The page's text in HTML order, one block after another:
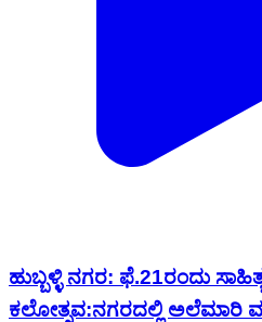
ಹುಬ್ಬಳ್ಳಿ ನಗರ: ಫೆ.21ರಂದು
ಕಲೋತ್ಸವ:ನಗರದಲ್ಲಿ ಅಲೆಮಾರಿ